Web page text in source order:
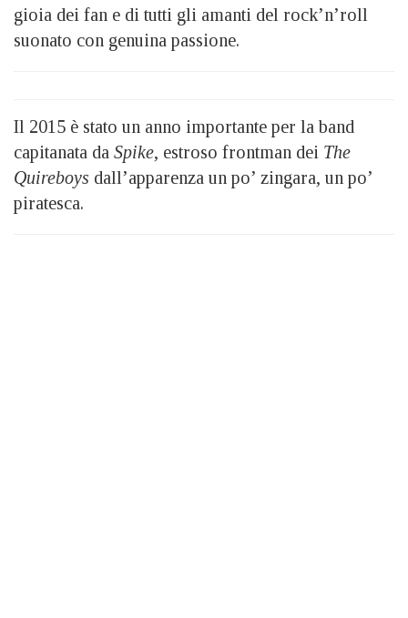
gioia dei fan e di tutti gli amanti del rock’n’roll
suonato con genuina passione.
Il 2015 è stato un anno importante per la band
capitanata da Spike, estroso frontman dei The
Quireboys dall’apparenza un po’ zingara, un po’
piratesca.